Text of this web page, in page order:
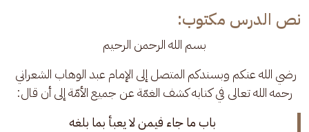
نص الدرس مكتوب:
بسم الله الرحمن الرحيم
رضي الله عنكم وبسندكم المتصل إلى الإمام عبد الوهاب الشعراني
رحمه الله تعالى في كتابه كشف الغمّة عن جميع الأمّة إلى أن قال:
باب ما جاء فيمن لا يعبأ بما بلغه